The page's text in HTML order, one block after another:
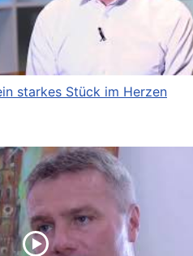
starkes Stück im Herzen